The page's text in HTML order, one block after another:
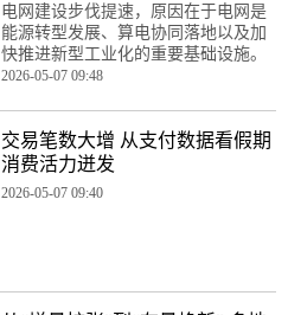
电网建设步伐提速，原因在于电网是
能源转型发展、算电协同落地以及加
快推进新型工业化的重要基础设施。
2026-05-07 09:48
交易笔数大增 从支付数据看假期
消费活力迸发
2026-05-07 09:40